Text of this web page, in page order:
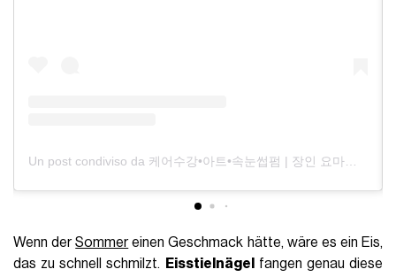
Un post condiviso da 케어수강•아트•속눈썹펌 | 장인 요마이네일 (@yomyblair)
Wenn derSommereinen Geschmack hätte, wäre es ein Eis,
das zu schnell schmilzt.
Eisstielnägel
fangen genau diese